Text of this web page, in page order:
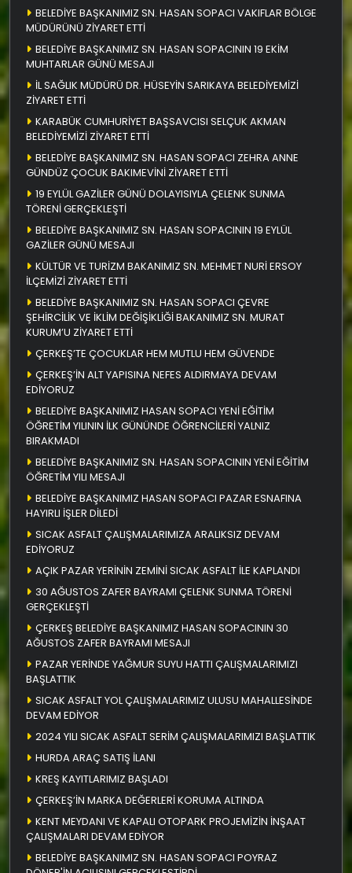
BELEDİYE BAŞKANIMIZ SN. HASAN SOPACI VAKIFLAR BÖLGE
MÜDÜRÜNÜ ZİYARET ETTİ
BELEDİYE BAŞKANIMIZ SN. HASAN SOPACININ 19 EKİM
MUHTARLAR GÜNÜ MESAJI
İL SAĞLIK MÜDÜRÜ DR. HÜSEYİN SARIKAYA BELEDİYEMİZİ
ZİYARET ETTİ
KARABÜK CUMHURİYET BAŞSAVCISI SELÇUK AKMAN
BELEDİYEMİZİ ZİYARET ETTİ
BELEDİYE BAŞKANIMIZ SN. HASAN SOPACI ZEHRA ANNE
GÜNDÜZ ÇOCUK BAKIMEVİNİ ZİYARET ETTİ
19 EYLÜL GAZİLER GÜNÜ DOLAYISIYLA ÇELENK SUNMA
TÖRENİ GERÇEKLEŞTİ
BELEDİYE BAŞKANIMIZ SN. HASAN SOPACININ 19 EYLÜL
GAZİLER GÜNÜ MESAJI
KÜLTÜR VE TURİZM BAKANIMIZ SN. MEHMET NURİ ERSOY
İLÇEMİZİ ZİYARET ETTİ
BELEDİYE BAŞKANIMIZ SN. HASAN SOPACI ÇEVRE
ŞEHİRCİLİK VE İKLİM DEĞİŞİKLİĞİ BAKANIMIZ SN. MURAT
KURUM’U ZİYARET ETTİ
ÇERKEŞ’TE ÇOCUKLAR HEM MUTLU HEM GÜVENDE
ÇERKEŞ’İN ALT YAPISINA NEFES ALDIRMAYA DEVAM
EDİYORUZ
BELEDİYE BAŞKANIMIZ HASAN SOPACI YENİ EĞİTİM
ÖĞRETİM YILININ İLK GÜNÜNDE ÖĞRENCİLERİ YALNIZ
BIRAKMADI
BELEDİYE BAŞKANIMIZ SN. HASAN SOPACININ YENİ EĞİTİM
ÖĞRETİM YILI MESAJI
BELEDİYE BAŞKANIMIZ HASAN SOPACI PAZAR ESNAFINA
HAYIRLI İŞLER DİLEDİ
SICAK ASFALT ÇALIŞMALARIMIZA ARALIKSIZ DEVAM
EDİYORUZ
AÇIK PAZAR YERİNİN ZEMİNİ SICAK ASFALT İLE KAPLANDI
30 AĞUSTOS ZAFER BAYRAMI ÇELENK SUNMA TÖRENİ
GERÇEKLEŞTİ
ÇERKEŞ BELEDİYE BAŞKANIMIZ HASAN SOPACININ 30
AĞUSTOS ZAFER BAYRAMI MESAJI
PAZAR YERİNDE YAĞMUR SUYU HATTI ÇALIŞMALARIMIZI
BAŞLATTIK
SICAK ASFALT YOL ÇALIŞMALARIMIZ ULUSU MAHALLESİNDE
DEVAM EDİYOR
2024 YILI SICAK ASFALT SERİM ÇALIŞMALARIMIZI BAŞLATTIK
HURDA ARAÇ SATIŞ İLANI
KREŞ KAYITLARIMIZ BAŞLADI
ÇERKEŞ’İN MARKA DEĞERLERİ KORUMA ALTINDA
KENT MEYDANI VE KAPALI OTOPARK PROJEMİZİN İNŞAAT
ÇALIŞMALARI DEVAM EDİYOR
BELEDİYE BAŞKANIMIZ SN. HASAN SOPACI POYRAZ